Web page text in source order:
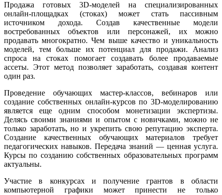
Продажа готовых 3D-моделей на специализированных
онлайн-площадках (стоках) может стать пассивным
источником дохода. Создав качественные модели
востребованных объектов или персонажей, их можно
продавать многократно. Чем выше качество и уникальность
моделей, тем больше их потенциал для продажи. Анализ
спроса на стоках помогает создавать более продаваемые
ассеты. Этот метод позволяет заработать, создавая контент
один раз.
Проведение обучающих мастер-классов, вебинаров или
создание собственных онлайн-курсов по 3D-моделированию
является еще одним способом монетизации экспертизы.
Делясь своими знаниями и опытом с новичками, можно не
только заработать, но и укрепить свою репутацию эксперта.
Создание качественных обучающих материалов требует
педагогических навыков. Передача знаний — ценная услуга.
Курсы по созданию собственных образовательных программ
актуальны.
Участие в конкурсах и получение грантов в области
компьютерной графики может принести не только